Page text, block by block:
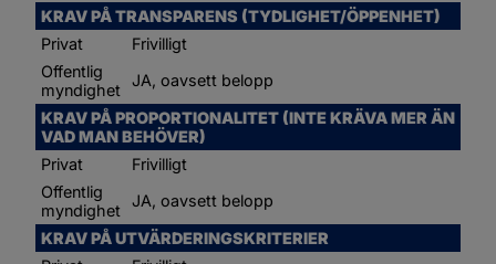
KRAV PÅ TRANSPARENS (TYDLIGHET/ÖPPENHET)
Privat
Frivilligt
Offentlig
myndighet
JA, oavsett belopp
KRAV PÅ PROPORTIONALITET (INTE KRÄVA MER ÄN
VAD MAN BEHÖVER)
Privat
Frivilligt
Offentlig
myndighet
JA, oavsett belopp
KRAV PÅ UTVÄRDERINGSKRITERIER